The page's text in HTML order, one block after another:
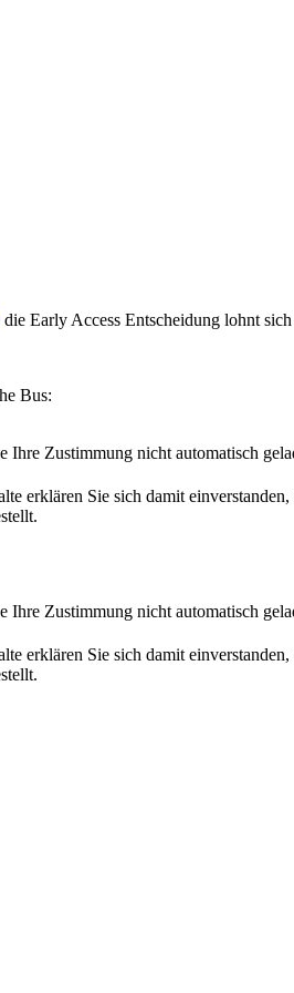
die Early Access Entscheidung lohnt
Bus:
Ihre Zustimmung nicht automatisch
erklären Sie sich damit
Ihre Zustimmung nicht automatisch
erklären Sie sich damit